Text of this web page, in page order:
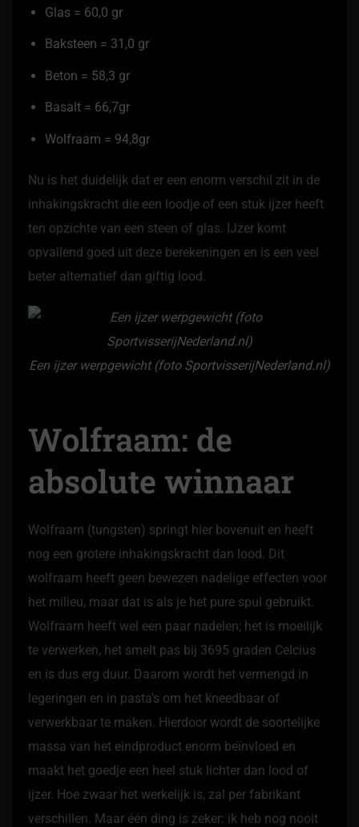
Glas = 60,0 gr
Baksteen = 31,0 gr
Beton = 58,3 gr
Basalt = 66,7gr
Wolfraam = 94,8gr
Nu is het duidelijk dat er een enorm verschil zit in de
inhakingskracht die een loodje of een stuk ijzer heeft
ten opzichte van een steen of glas. IJzer komt
opvallend goed uit deze berekeningen en is een veel
beter alternatief dan giftig lood.
Een ijzer werpgewicht (foto SportvisserijNederland.nl)
Wolfraam: de
absolute winnaar
Wolfraam (tungsten) springt hier bovenuit en heeft
nog een grotere inhakingskracht dan lood. Dit
wolfraam heeft geen bewezen nadelige effecten voor
het milieu, maar dat is als je het pure spul gebruikt.
Wolfraam heeft wel een paar nadelen; het is moeilijk
te verwerken, het smelt pas bij 3695 graden Celcius
en is dus erg duur. Daarom wordt het vermengd in
legeringen en in pasta’s om het kneedbaar of
verwerkbaar te maken. Hierdoor wordt de soortelijke
massa van het eindproduct enorm beïnvloed en
maakt het goedje een heel stuk lichter dan lood of
ijzer. Hoe zwaar het werkelijk is, zal per fabrikant
verschillen. Maar één ding is zeker: ik heb nog nooit